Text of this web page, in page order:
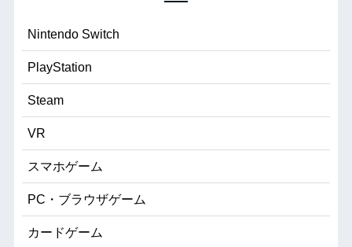
Nintendo Switch
PlayStation
Steam
VR
スマホゲーム
PC・ブラウザゲーム
カードゲーム